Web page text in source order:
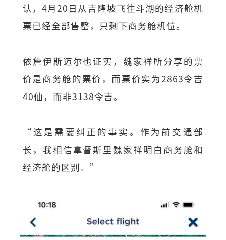
认，4月20日从吉隆坡飞往斗湖的经济舱机
票已经全部售罄，只剩下商务舱机位。
依詹伊斯迈尔也证实，魏家祥所分享的票
价是商务舱的票价，而票价实为2863令吉
40仙，而非3138令吉。
“这是需要纠正的事实。作为前交通部
长，我相信拿督斯里魏家祥明白商务舱和
经济舱的区别。”